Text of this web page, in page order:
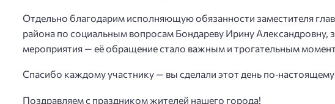
Отдельно благодарим исполняющую обязанности заместителя
района по социальным вопросам Бондареву Ирину Александровну,
мероприятия — её обращение стало важным и трогательным
Спасибо каждому участнику — вы сделали этот день
Поздравляем с праздником жителей нашего города!